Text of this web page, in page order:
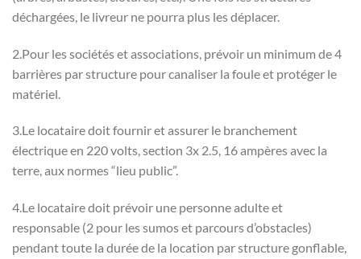
déchargées, le livreur ne pourra plus les déplacer.
2.Pour les sociétés et associations, prévoir un minimum de 4
barrières par structure pour canaliser la foule et protéger le
matériel.
3.Le locataire doit fournir et assurer le branchement
électrique en 220 volts, section 3x 2.5, 16 ampères avec la
terre, aux normes “lieu public”.
4.Le locataire doit prévoir une personne adulte et
responsable (2 pour les sumos et parcours d’obstacles)
pendant toute la durée de la location par structure gonflable,